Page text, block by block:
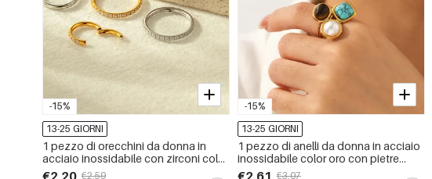
-15%
13-25 GIORNI
1 pezzo di orecchini da donna in
acciaio inossidabile con zirconi color
oro impermeabili
€2,20 €2,59
-15%
13-25 GIORNI
1 pezzo di anelli da donna in acciaio
inossidabile color oro con pietre
preziose di forma irregolare di lusso
€2,61 €3,07